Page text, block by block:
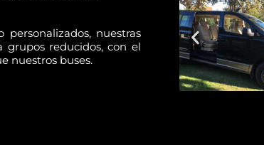
personalizados, nuestras
grupos reducidos, con el
nuestros buses.